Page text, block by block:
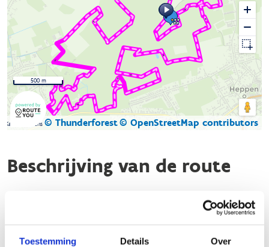
Toestemming Details Over
Kaartgegevens © Thunderforest© OpenStreetMap contributors
500 m
Beschrijving van de route
De natuurloop Gerheserheide bestaat uit 6 looplussen die
starten ter hoogte van het zwembad De Merel (Zwarte
Spechtstraat 57) in Leopoldsburg. De looplussen doorkruisen
het gevarieerde natuurgebied Gerheserbossen en -heide. Met